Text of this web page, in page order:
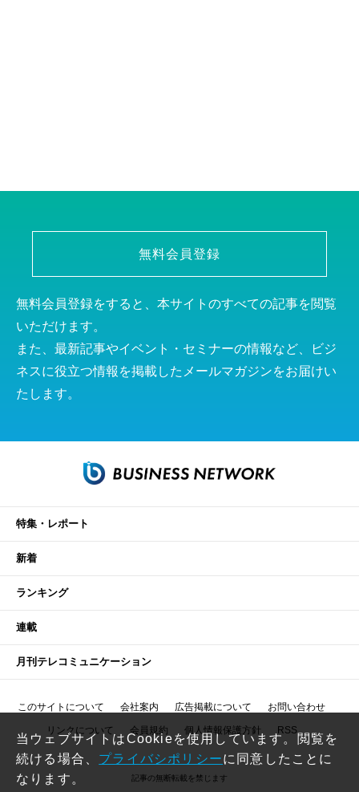
無料会員登録
無料会員登録をすると、本サイトのすべての記事を閲覧
いただけます。
また、最新記事やイベント・セミナーの情報など、ビジ
ネスに役立つ情報を掲載したメールマガジンをお届けい
たします。
特集・レポート
新着
ランキング
連載
月刊テレコミュニケーション
このサイトについて 会社案内 広告掲載について お問い合わせ
リンクについて 会員規約 個人情報保護方針 RSS
記事の無断転載を禁じます
当ウェブサイトはCookieを使用しています。閲覧を
続ける場合、 プライバシポリシーに同意したことに
なります。